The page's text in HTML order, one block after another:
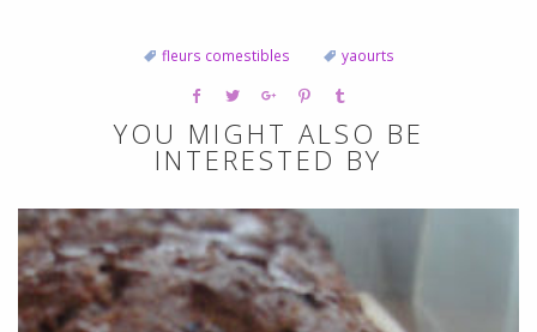
fleurs comestibles yaourts
YOU MIGHT ALSO BE
INTERESTED BY